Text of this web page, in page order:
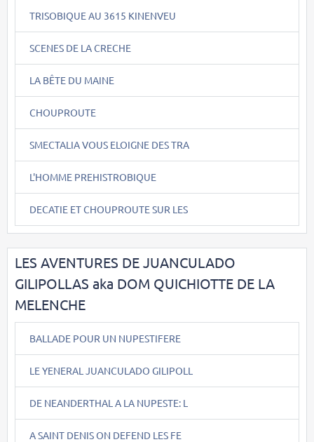
TRISOBIQUE AU 3615 KINENVEU
SCENES DE LA CRECHE
LA BÊTE DU MAINE
CHOUPROUTE
SMECTALIA VOUS ELOIGNE DES TRA
L'HOMME PREHISTROBIQUE
DECATIE ET CHOUPROUTE SUR LES
LES AVENTURES DE JUANCULADO
GILIPOLLAS aka DOM QUICHIOTTE DE LA
MELENCHE
BALLADE POUR UN NUPESTIFERE
LE YENERAL JUANCULADO GILIPOLL
DE NEANDERTHAL A LA NUPESTE: L
A SAINT DENIS ON DEFEND LES FE